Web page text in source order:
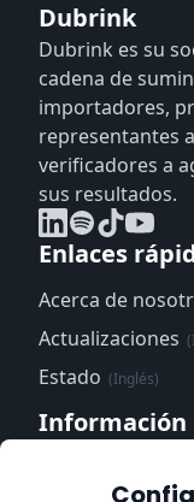
Dubrink
Dubrink es su
cadena de
importadores,
representantes
verificadores a
sus resultados.
Enlaces
Acerca de
Actualizaciones
Estado (Inglés)
Información